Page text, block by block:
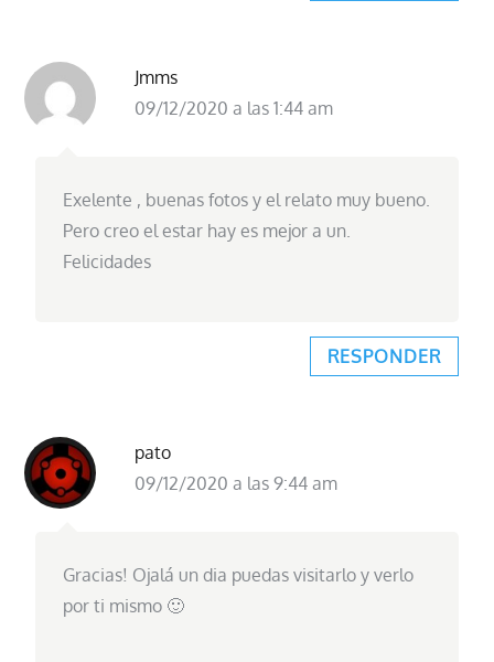
Jmms
09/12/2020 a las 1:44 am
Exelente , buenas fotos y el relato muy bueno.
Pero creo el estar hay es mejor a un.
Felicidades
RESPONDER
pato
09/12/2020 a las 9:44 am
Gracias! Ojalá un dia puedas visitarlo y verlo
por ti mismo 🙂